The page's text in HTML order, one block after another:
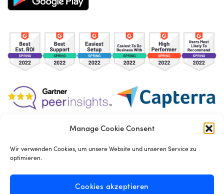
Manage Cookie Consent
Wir verwenden Cookies, um unsere Website und unseren Service zu
optimieren.
Cookies akzeptieren
TOS Privacy Policy
Made in London bySeb Azzo